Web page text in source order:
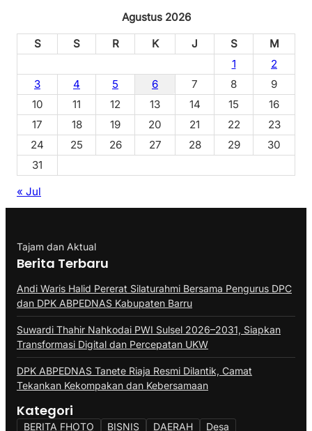
Agustus 2026
S
S R K J S
M
1
2
3
4 5 6 7 8
9
10
11 12 13 14 15
16
17
18 19 20 21 22
23
24
25 26 27 28 29
30
31
« Jul
Tajam dan Aktual
Berita Terbaru
Andi Waris Halid Pererat Silaturahmi Bersama Pengurus DPC
dan DPK ABPEDNAS Kabupaten Barru
Suwardi Thahir Nahkodai PWI Sulsel 2026–2031, Siapkan
Transformasi Digital dan Percepatan UKW
DPK ABPEDNAS Tanete Riaja Resmi Dilantik, Camat
Tekankan Kekompakan dan Kebersamaan
Kategori
BERITA FHOTO BISNIS DAERAH
Desa